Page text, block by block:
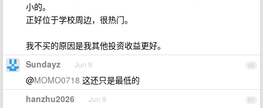
小的。
正好位于学校周边，很热门。
我不买的原因是我其他投资收益更好。
66
Sundayz Jun 9
@MOMO0718 这还只是最低的
67
hanzhu2026 Jun 9